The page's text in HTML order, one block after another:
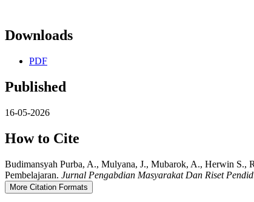
Downloads
PDF
Published
16-05-2026
How to Cite
Budimansyah Purba, A., Mulyana, J., Mubarok, A., Herwin S.,
Pembelajaran. Jurnal Pengabdian Masyarakat Dan Riset
More Citation Formats